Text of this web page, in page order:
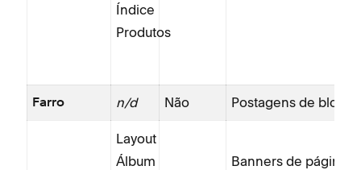
Índice
Produtos
Farro n/d Não Postagens de blog
Layout
Álbum
Banners de páginas